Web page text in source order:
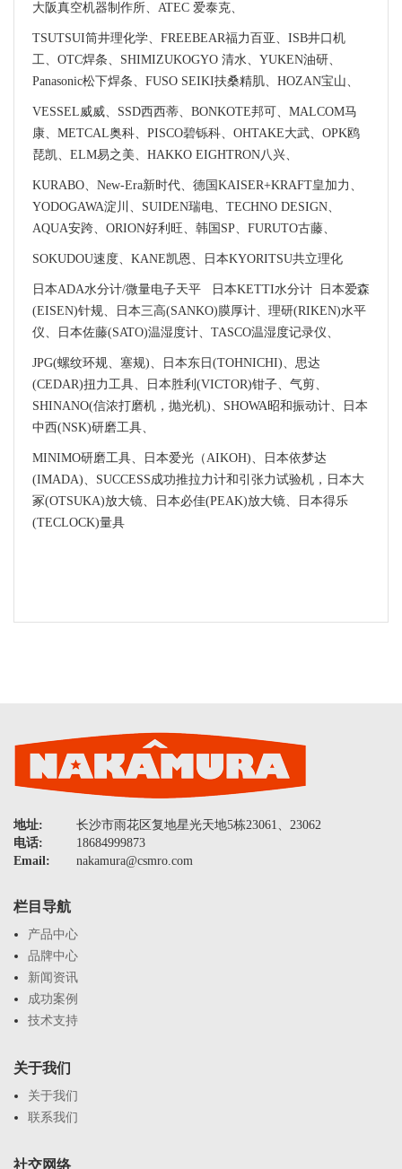
大阪真空机器制作所、ATEC 爱泰克、
TSUTSUI筒井理化学、FREEBEAR福力百亚、ISB井口机
工、OTC焊条、SHIMIZUKOGYO 清水、YUKEN油研、
Panasonic松下焊条、FUSO SEIKI扶桑精肌、HOZAN宝山、
VESSEL威威、SSD西西蒂、BONKOTE邦可、MALCOM马
康、METCAL奥科、PISCO碧铄科、OHTAKE大武、OPK鸥
琵凯、ELM易之美、HAKKO EIGHTRON八兴、
KURABO、New-Era新时代、德国KAISER+KRAFT皇加力、
YODOGAWA淀川、SUIDEN瑞电、TECHNO DESIGN、
AQUA安跨、ORION好利旺、韩国SP、FURUTO古藤、
SOKUDOU速度、KANE凯恩、日本KYORITSU共立理化
日本ADA水分计/微量电子天平 日本KETTI水分计 日本爱森
(EISEN)针规、日本三高(SANKO)膜厚计、理研(RIKEN)水平
仪、日本佐藤(SATO)温湿度计、TASCO温湿度记录仪、
JPG(螺纹环规、塞规)、日本东日(TOHNICHI)、思达
(CEDAR)扭力工具、日本胜利(VICTOR)钳子、气剪、
SHINANO(信浓打磨机，抛光机)、SHOWA昭和振动计、日本
中西(NSK)研磨工具、
MINIMO研磨工具、日本爱光（AIKOH)、日本依梦达
(IMADA)、SUCCESS成功推拉力计和引张力试验机，日本大
冢(OTSUKA)放大镜、日本必佳(PEAK)放大镜、日本得乐
(TECLOCK)量具
地址:
长沙市雨花区复地星光天地5栋23061、23062
电话:
18684999873
Email:
nakamura@csmro.com
栏目导航
产品中心
品牌中心
新闻资讯
成功案例
技术支持
关于我们
关于我们
联系我们
社交网络